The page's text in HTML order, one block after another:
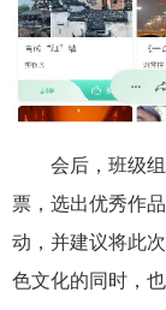
会后，班级
票，选出优秀作
动，并建议将此
色文化的同时，